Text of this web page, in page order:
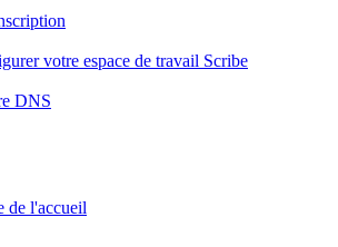
votre espace de travail Scribe
DNS
de l'accueil